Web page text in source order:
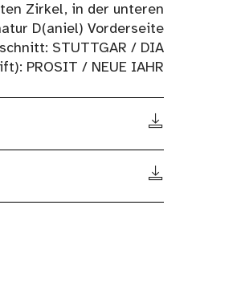
Zirkel, in der unteren
D(aniel) Vorderseite
STUTTGAR / DIA
PROSIT / NEUE IAHR